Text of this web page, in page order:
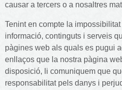
causar a tercers o a nosaltres
Tenint en compte la
informació, continguts i serveis
pàgines web als quals es pugui
enllaços que la nostra pàgina
disposició, li comuniquem que
responsabilitat pels danys i